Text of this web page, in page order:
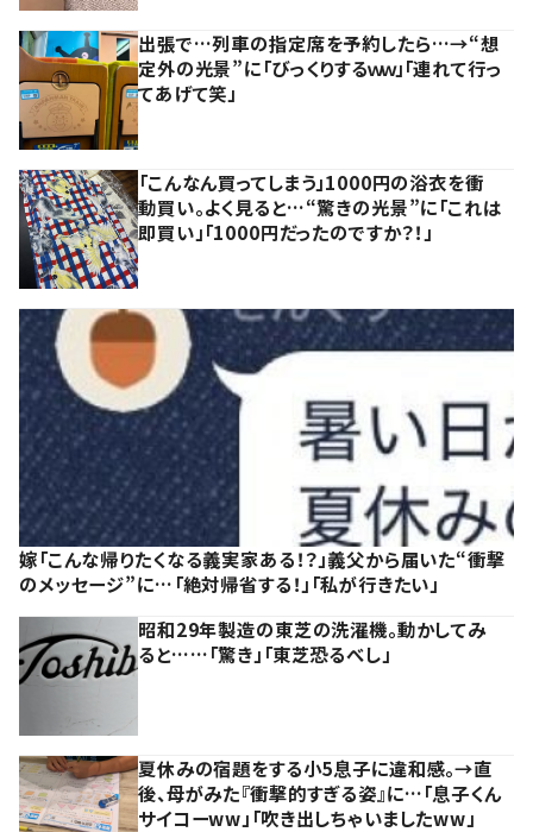
出張で…列車の指定席を予約したら…→“想
定外の光景”に「びっくりするｗｗ」「連れて行っ
てあげて笑」
「こんなん買ってしまう」1000円の浴衣を衝
動買い。よく見ると…“驚きの光景”に「これは
即買い」「1000円だったのですか？！」
嫁「こんな帰りたくなる義実家ある！？」義父から届いた“衝撃
のメッセージ”に…「絶対帰省する！」「私が行きたい」
昭和29年製造の東芝の洗濯機。動かしてみ
ると……「驚き」「東芝恐るべし」
夏休みの宿題をする小5息子に違和感。→直
後、母がみた『衝撃的すぎる姿』に…「息子くん
サイコーww」「吹き出しちゃいましたww」